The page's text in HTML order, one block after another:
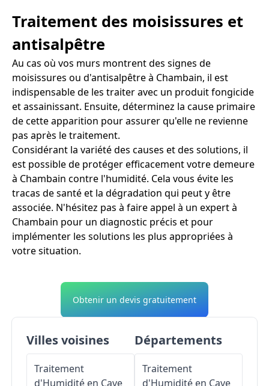
Traitement des moisissures et
antisalpêtre
Au cas où vos murs montrent des signes de
moisissures ou d'antisalpêtre à Chambain, il est
indispensable de les traiter avec un produit fongicide
et assainissant. Ensuite, déterminez la cause primaire
de cette apparition pour assurer qu'elle ne revienne
pas après le traitement.
Considérant la variété des causes et des solutions, il
est possible de protéger efficacement votre demeure
à Chambain contre l'humidité. Cela vous évite les
tracas de santé et la dégradation qui peut y être
associée. N'hésitez pas à faire appel à un expert à
Chambain pour un diagnostic précis et pour
implémenter les solutions les plus appropriées à
votre situation.
Obtenir un devis gratuitement
Villes voisines
Traitement
d'Humidité en Cave
Départements
Traitement
d'Humidité en Cave